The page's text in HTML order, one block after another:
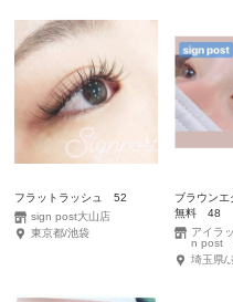
フラットラッシュ 52
sign post大山店
東京都/池袋
ブラウンエ
無料 48
アイラ
n post
埼玉県/